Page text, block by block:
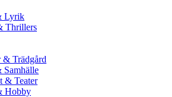
Lyrik
Thrillers
Trädgård
& Teater
Hobby